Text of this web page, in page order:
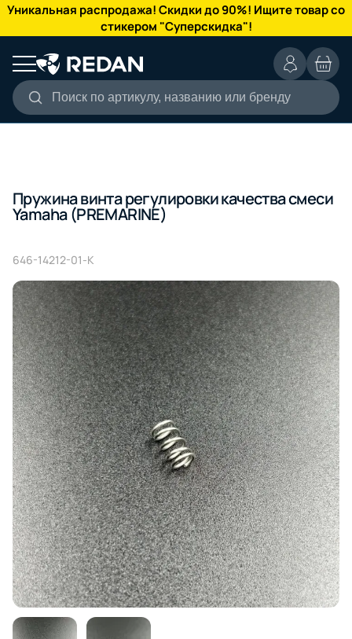
Уникальная распродажа! Скидки до 90%! Ищите товар со
стикером "Суперскидка"!
Поиск по артикулу, названию или бренду
КАТАЛОГ
Пружина винта регулировки качества смеси
Yamaha (PREMARINE)
646-14212-01-K